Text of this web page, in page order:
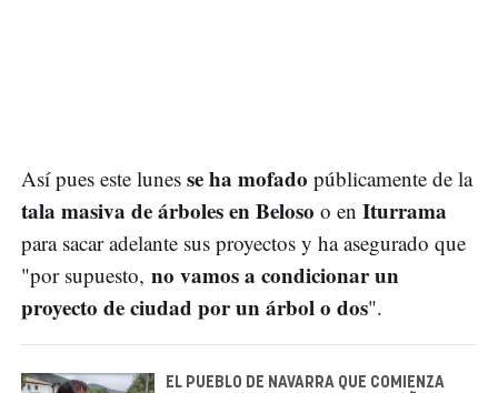
Así pues este lunes se ha mofado públicamente de la
tala masiva de árboles en Beloso o en Iturrama
para sacar adelante sus proyectos y ha asegurado que
"por supuesto, no vamos a condicionar un
proyecto de ciudad por un árbol o dos".
EL PUEBLO DE NAVARRA QUE COMIENZA